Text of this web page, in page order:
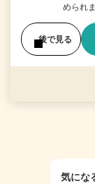
められ
後で見る
気にな